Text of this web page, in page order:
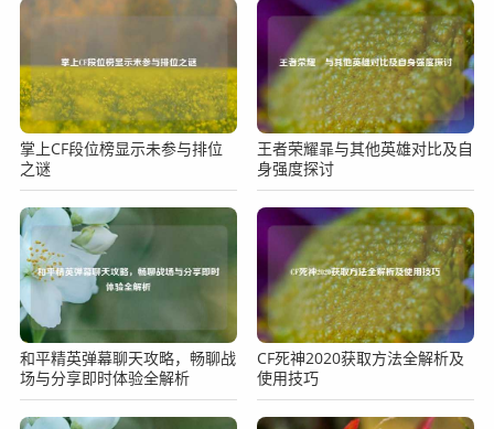
掌上CF段位榜显示未参与排位
之谜
王者荣耀暃与其他英雄对比及自
身强度探讨
和平精英弹幕聊天攻略，畅聊战
场与分享即时体验全解析
CF死神2020获取方法全解析及
使用技巧